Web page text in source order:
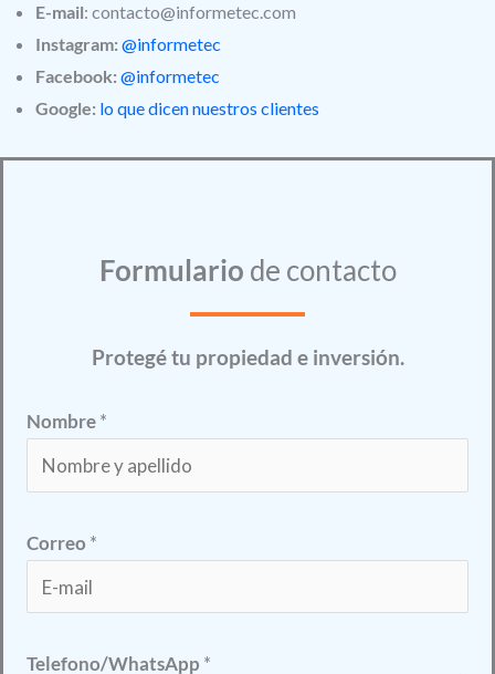
E-mail: contacto@informetec.com
Instagram: @informetec
Facebook: @informetec
Google: lo que dicen nuestros clientes
Formulario de contacto
Protegé tu propiedad e inversión.
Nombre*
Correo *
Telefono/WhatsApp *